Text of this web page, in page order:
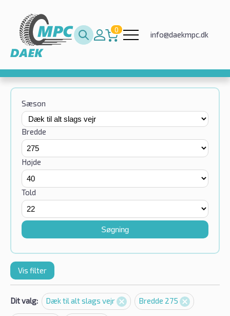
0
info@daekmpc.dk
Sæson
Bredde
Højde
Told
Søgning
Vis filter
Dit valg: Dæk til alt slags vejr Bredde 275